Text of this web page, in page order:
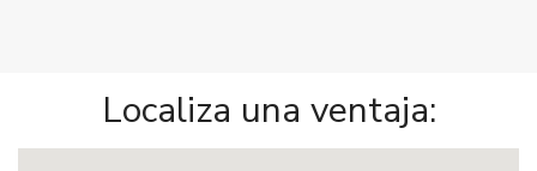
Localiza una ventaja: